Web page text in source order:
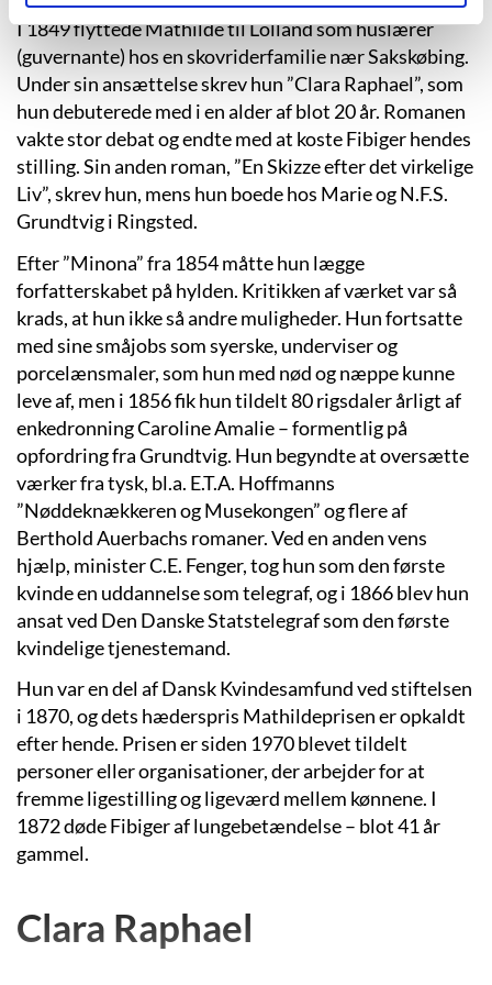
I 1849 flyttede Mathilde til Lolland som huslærer
(guvernante) hos en skovriderfamilie nær Sakskøbing.
Under sin ansættelse skrev hun ”Clara Raphael”, som
hun debuterede med i en alder af blot 20 år. Romanen
vakte stor debat og endte med at koste Fibiger hendes
stilling. Sin anden roman, ”En Skizze efter det virkelige
Liv”, skrev hun, mens hun boede hos Marie og N.F.S.
Grundtvig i Ringsted.
Efter ”Minona” fra 1854 måtte hun lægge
forfatterskabet på hylden. Kritikken af værket var så
krads, at hun ikke så andre muligheder. Hun fortsatte
med sine småjobs som syerske, underviser og
porcelænsmaler, som hun med nød og næppe kunne
leve af, men i 1856 fik hun tildelt 80 rigsdaler årligt af
enkedronning Caroline Amalie – formentlig på
opfordring fra Grundtvig. Hun begyndte at oversætte
værker fra tysk, bl.a. E.T.A. Hoffmanns
”Nøddeknækkeren og Musekongen” og flere af
Berthold Auerbachs romaner. Ved en anden vens
hjælp, minister C.E. Fenger, tog hun som den første
kvinde en uddannelse som telegraf, og i 1866 blev hun
ansat ved Den Danske Statstelegraf som den første
kvindelige tjenestemand.
Hun var en del af Dansk Kvindesamfund ved stiftelsen
i 1870, og dets hæderspris Mathildeprisen er opkaldt
efter hende. Prisen er siden 1970 blevet tildelt
personer eller organisationer, der arbejder for at
fremme ligestilling og ligeværd mellem kønnene. I
1872 døde Fibiger af lungebetændelse – blot 41 år
gammel.
Clara Raphael